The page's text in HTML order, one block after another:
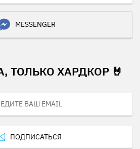
MESSENGER
ТОЛЬКО ХАРДКОР 🤘
ПОДПИСАТЬСЯ